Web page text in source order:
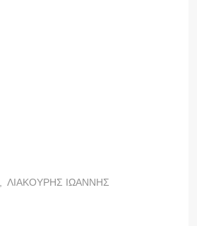
ΛΙΑΚΟΥΡΗΣ ΙΩΑΝΝΗΣ